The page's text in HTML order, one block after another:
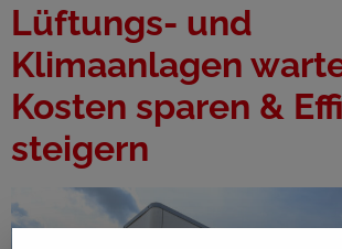
Lüftungs- und
Klimaanlagen
Kosten sparen &
steigern